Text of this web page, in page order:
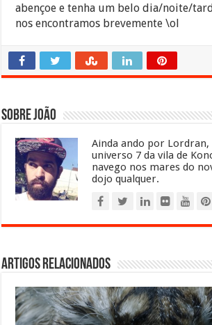
abençoe e tenha um belo dia/noite/
nos encontramos brevemente \ol
Sobre João
Ainda ando por Lordran,
universo 7 da vila de
navego nos mares do
dojo qualquer.
Artigos relacionados